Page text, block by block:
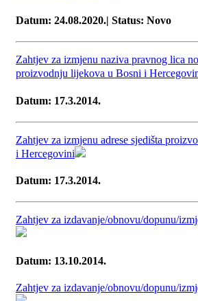
Datum: 24.08.2020.| Status: Novo
Zahtjev za izmjenu naziva pravnog lica
proizvodnju lijekova u Bosni i
Datum: 17.3.2014.
Zahtjev za izmjenu adrese sjedišta
i Hercegovini
Datum: 17.3.2014.
Zahtjev za izdavanje/obnovu/dopunu/
Datum: 13.10.2014.
Zahtjev za izdavanje/obnovu/dopunu/